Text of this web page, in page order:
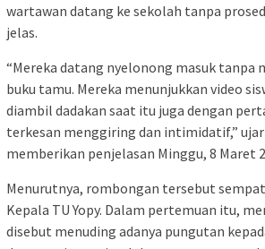
wartawan datang ke sekolah tanpa
jelas.
“Mereka datang nyelonong masuk tanpa
buku tamu. Mereka menunjukkan video
diambil dadakan saat itu juga dengan
terkesan menggiring dan intimidatif,”
memberikan penjelasan Minggu, 8 Maret
Menurutnya, rombongan tersebut
Kepala TU Yopy. Dalam pertemuan itu,
disebut menuding adanya pungutan